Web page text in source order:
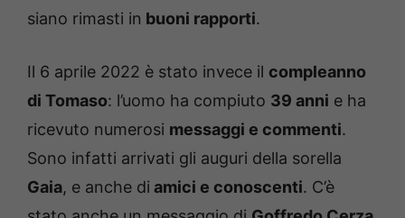
siano rimasti in buoni rapporti.
Il 6 aprile 2022 è stato invece il compleanno
di Tomaso: l’uomo ha compiuto 39 anni e ha
ricevuto numerosi messaggi e commenti.
Sono infatti arrivati gli auguri della sorella
Gaia, e anche di amici e conoscenti. C’è